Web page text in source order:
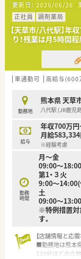
【募集背景と求
■2027年4月の
の要となる管理
■管理薬剤師の
を持って業務に
す。
■地域の方々に
コミュニケーシ
す。
【法人特徴につい
■歴史ある老舗
21店舗を安定展
■年間1店舗か
り、成長性と安
■グループ全店
術を積極的に
【求人情報につい
■管理薬剤師候
であり、経験や
■遠方から転居
用、さらには敷
■2027年4月の
ので、新しい環
更新日： 2026/06/26
正社員
調剤薬局
【天草市/八代駅】年
り！残業は月5時間程
車通勤可 高給与(600
勤務地
熊本県 天草
八代駅 (JR鹿児
給与
年収700万
月給
※経験考慮
勤務
時間
月～金
09:00～18:00
第1・３火
9:00～14:00(
土
09:00～13:00
※特例措置対
す。
【店舗情報と応
■勤務地は熊本
120分ほどの立地